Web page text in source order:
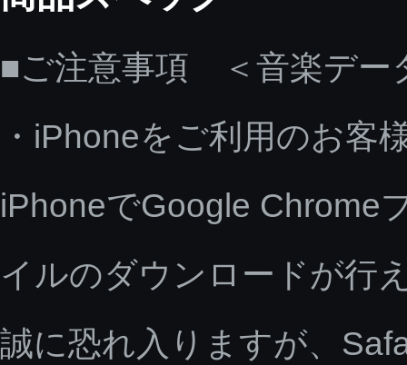
■ご注意事項 ＜音楽デー
・iPhoneをご利用のお客
iPhoneでGoogle Chrome
イルのダウンロードが行
誠に恐れ入りますが、